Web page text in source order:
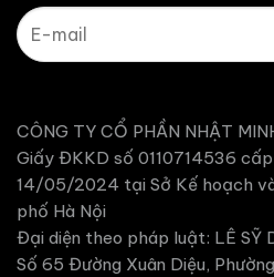
CÔNG TY CỔ PHẦN NHẬT
Giấy ĐKKD số 0110714536
14/05/2024 tại Sở Kế hoạch
phố Hà Nội
Đại diện theo pháp luật: LÊ SỸ
Số 65 Đường Xuân Diệu,